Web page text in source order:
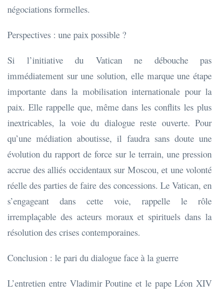
négociations formelles.
Perspectives : une paix possible ?
Si l’initiative du Vatican ne débouche pas
immédiatement sur une solution, elle marque une étape
importante dans la mobilisation internationale pour la
paix. Elle rappelle que, même dans les conflits les plus
inextricables, la voie du dialogue reste ouverte. Pour
qu’une médiation aboutisse, il faudra sans doute une
évolution du rapport de force sur le terrain, une pression
accrue des alliés occidentaux sur Moscou, et une volonté
réelle des parties de faire des concessions. Le Vatican, en
s’engageant dans cette voie, rappelle le rôle
irremplaçable des acteurs moraux et spirituels dans la
résolution des crises contemporaines.
Conclusion : le pari du dialogue face à la guerre
L’entretien entre Vladimir Poutine et le pape Léon XIV